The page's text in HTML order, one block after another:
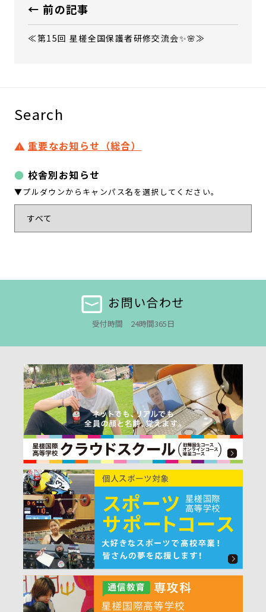
← 前の記事
≪第15回 星槎全国保護者研修交流会✨🌸≫
Search
重要なお知らせ（総合）
校舎別お知らせ
▼プルダウンからキャンパス名を選択してください。
お問い合わせ
受付時間 24時間365日